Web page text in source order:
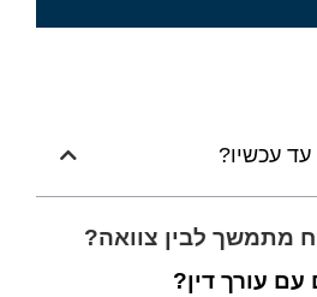
לבין צוואה?
דין?